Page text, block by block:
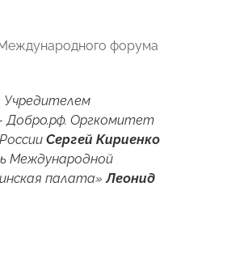
форума
Учредителем
Добро.рф. Оргкомитет
Сергей Кириенко
Международной
палата»Леонид